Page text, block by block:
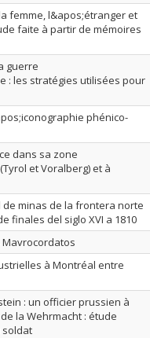
femme, l&apos;étranger et
faite à partir de mémoires
guerre
: les stratégies utilisées pour
phénico-
dans sa zone
et Voralberg) et à
minas de la frontera norte
finales del siglo XVI a 1810
Mavrocordatos
à Montréal entre
: un officier prussien à
la Wehrmacht : étude
soldat